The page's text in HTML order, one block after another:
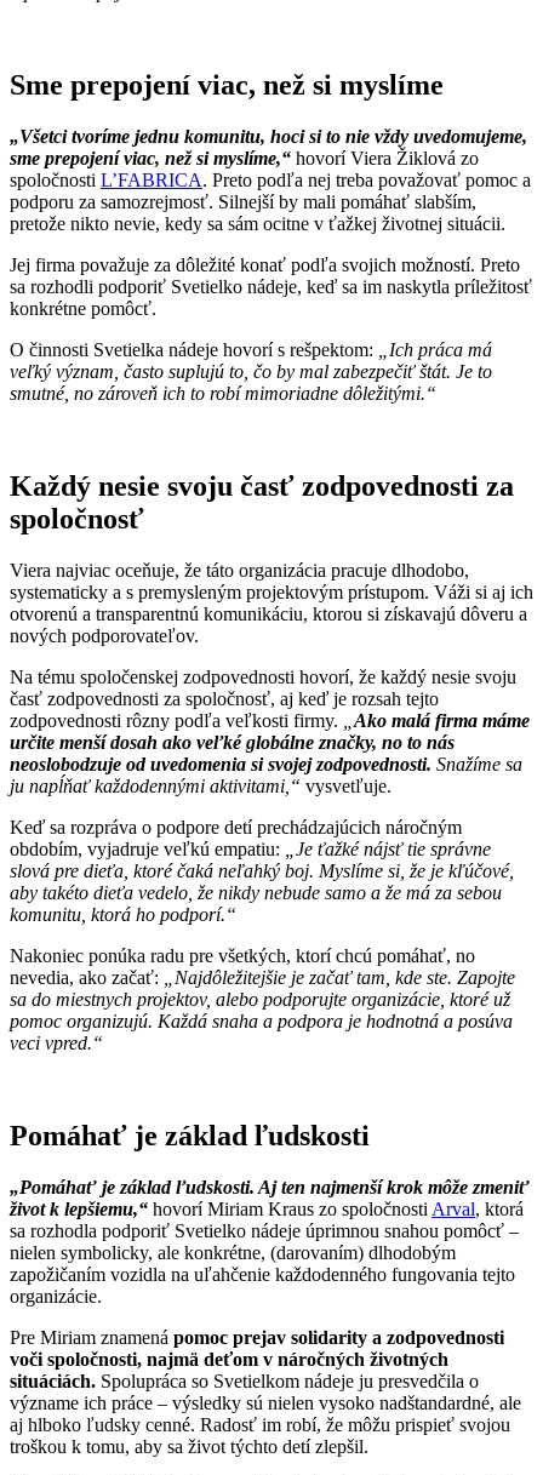
Sme prepojení viac, než si myslíme
„Všetci tvoríme jednu komunitu, hoci si to nie vždy uvedomujeme,
sme prepojení viac, než si myslíme,“ hovorí Viera Žiklová zo
spoločnosti L’FABRICA. Preto podľa nej treba považovať pomoc a
podporu za samozrejmosť. Silnejší by mali pomáhať slabším,
pretože nikto nevie, kedy sa sám ocitne v ťažkej životnej situácii.
Jej firma považuje za dôležité konať podľa svojich možností. Preto
sa rozhodli podporiť Svetielko nádeje, keď sa im naskytla príležitosť
konkrétne pomôcť.
O činnosti Svetielka nádeje hovorí s rešpektom:
„Ich práca má
veľký význam, často suplujú to, čo by mal zabezpečiť štát. Je to
smutné, no zároveň ich to robí mimoriadne dôležitými.“
Každý nesie svoju časť zodpovednosti za
spoločnosť
Viera najviac oceňuje, že táto organizácia pracuje dlhodobo,
systematicky a s premysleným projektovým prístupom. Váži si aj ich
otvorenú a transparentnú komunikáciu, ktorou si získavajú dôveru a
nových podporovateľov.
Na tému spoločenskej zodpovednosti hovorí, že každý nesie svoju
časť zodpovednosti za spoločnosť, aj keď je rozsah tejto
zodpovednosti rôzny podľa veľkosti firmy.
Ako malá firma máme
určite menší dosah ako veľké globálne značky, no to nás
neoslobodzuje od uvedomenia si svojej zodpovednosti. Snažíme sa
ju napĺňať každodennými aktivitami,“ vysvetľuje.
Keď sa rozpráva o podpore detí prechádzajúcich náročným
obdobím, vyjadruje veľkú empatiu:
„Je ťažké nájsť tie správne
slová pre dieťa, ktoré čaká neľahký boj. Myslíme si, že je kľúčové,
aby takéto dieťa vedelo, že nikdy nebude samo a že má za sebou
komunitu, ktorá ho podporí.“
Nakoniec ponúka radu pre všetkých, ktorí chcú pomáhať, no
nevedia, ako začať:
„Najdôležitejšie je začať tam, kde ste. Zapojte
sa do miestnych projektov, alebo podporujte organizácie, ktoré už
pomoc organizujú. Každá snaha a podpora je hodnotná a posúva
veci vpred.“
Pomáhať je základ ľudskosti
„Pomáhať je základ ľudskosti. Aj ten najmenší krok môže zmeniť
život k lepšiemu,“ hovorí Miriam Kraus zo spoločnosti Arval, ktorá
sa rozhodla podporiť Svetielko nádeje úprimnou snahou pomôcť –
nielen symbolicky, ale konkrétne, (darovaním) dlhodobým
zapožičaním vozidla na uľahčenie každodenného fungovania tejto
organizácie.
Pre Miriam znamená pomoc prejav solidarity a zodpovednosti
voči spoločnosti, najmä deťom v náročných životných
situáciách. Spolupráca so Svetielkom nádeje ju presvedčila o
význame ich práce – výsledky sú nielen vysoko nadštandardné, ale
aj hlboko ľudsky cenné. Radosť im robí, že môžu prispieť svojou
troškou k tomu, aby sa život týchto detí zlepšil.